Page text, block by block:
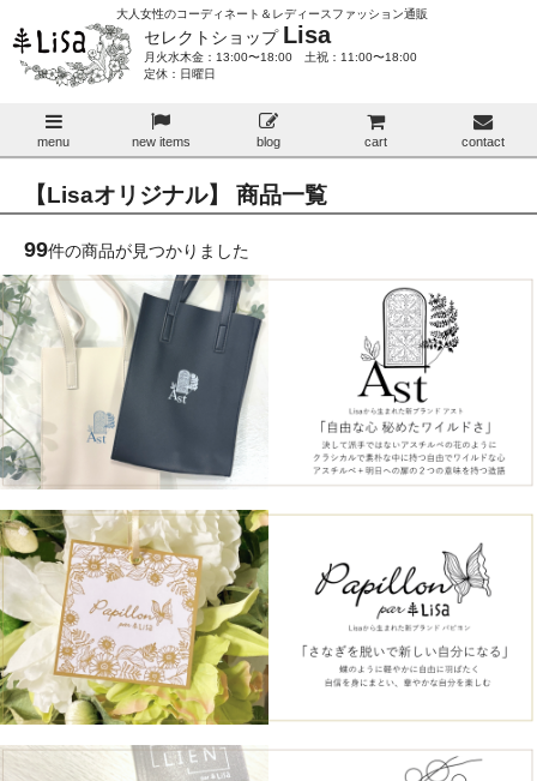
大人女性のコーディネート＆レディースファッション通販
セレクトショップ Lisa
月火水木金：13:00〜18:00 土祝：11:00〜18:00
定休：日曜日
menu new items blog cart contact
【Lisaオリジナル】 商品一覧
99件の商品が見つかりました